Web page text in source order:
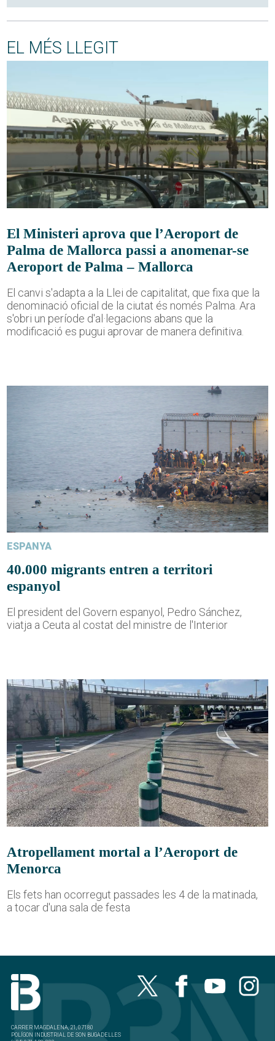
EL MÉS LLEGIT
El Ministeri aprova que l’Aeroport de
Palma de Mallorca passi a anomenar-se
Aeroport de Palma – Mallorca
El canvi s'adapta a la Llei de capitalitat, que fixa que la
denominació oficial de la ciutat és només Palma. Ara
s'obri un període d'al·legacions abans que la
modificació es pugui aprovar de manera definitiva.
ESPANYA
40.000 migrants entren a territori
espanyol
El president del Govern espanyol, Pedro Sánchez,
viatja a Ceuta al costat del ministre de l'Interior
Atropellament mortal a l’Aeroport de
Menorca
Els fets han ocorregut passades les 4 de la matinada,
a tocar d'una sala de festa
CARRER MAGDALENA, 21, 07180
POLÍGON INDUSTRIAL DE SON BUGADELLES